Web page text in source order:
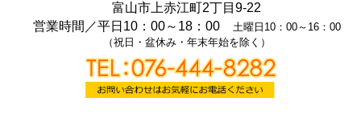
富山市上赤江町2丁目9-22
営業時間／平日10：00～18：00 土曜日10：00～16：00
（祝日・盆休み・年末年始を除く）